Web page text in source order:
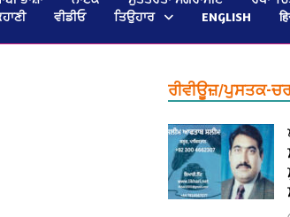
ਵੀਡੀਓ ਤਿਉਹਾਰ ENGLISH
ਰੀਵੀਊਜ਼/ਪੁਸਤਕ-